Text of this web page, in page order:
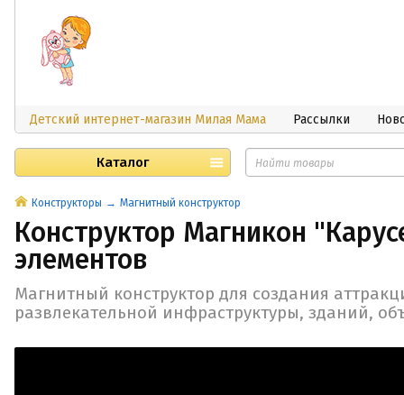
Детский интернет-магазин Милая Мама Рассылки
Каталог
Конструкторы Магнитный конструктор
Конструктор Магникон
элементов
Магнитный конструктор для создания
развлекательной инфраструктуры, зданий,